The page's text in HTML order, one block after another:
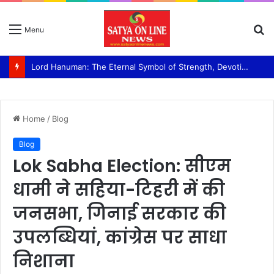
Menu
Lord Hanuman: The Eternal Symbol of Strength, Devotion, and Selfless Service Swami Ram Bhajan Van panchayati akhada Shri niranjani
Home / Blog
Blog
Lok Sabha Election: सीएम
धामी ने सहिया-टिहरी में की
जनसभा, गिनाई सरकार की
उपलब्धियां, कांग्रेस पर साधा
निशाना